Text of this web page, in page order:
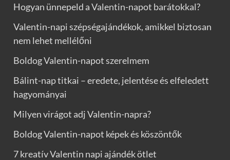
Hogyan ünnepeld a Valentin-napot barátokkal?
Valentin-napi szépségajándékok, amikkel biztosan
nem lehet mellélőni
Boldog Valentin-napot szerelmem
Bálint-nap titkai – eredete, jelentése és elfeledett
hagyományai
Milyen virágot adj Valentin-napra?
Boldog Valentin-napot képek és köszöntők
7 kreatív Valentin napi ajándék ötlet